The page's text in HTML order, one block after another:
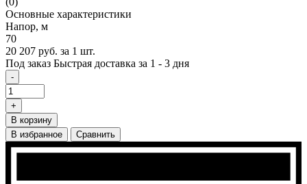
Основные характеристики
Напор, м
70
20 207 руб. за 1 шт.
Под заказ Быстрая доставка за 1 - 3 дня
-
+
В корзину
В избранное
Сравнить